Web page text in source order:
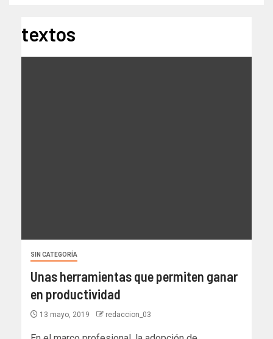
textos
SIN CATEGORÍA
Unas herramientas que permiten ganar
en productividad
13 mayo, 2019 redaccion_03